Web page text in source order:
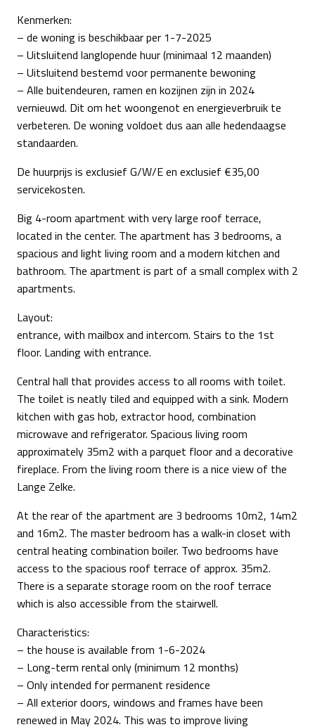
Kenmerken:
– de woning is beschikbaar per 1-7-2025
– Uitsluitend langlopende huur (minimaal 12 maanden)
– Uitsluitend bestemd voor permanente bewoning
– Alle buitendeuren, ramen en kozijnen zijn in 2024
vernieuwd. Dit om het woongenot en energieverbruik te
verbeteren. De woning voldoet dus aan alle hedendaagse
standaarden.
De huurprijs is exclusief G/W/E en exclusief €35,00
servicekosten.
Big 4-room apartment with very large roof terrace,
located in the center. The apartment has 3 bedrooms, a
spacious and light living room and a modern kitchen and
bathroom. The apartment is part of a small complex with 2
apartments.
Layout:
entrance, with mailbox and intercom. Stairs to the 1st
floor. Landing with entrance.
Central hall that provides access to all rooms with toilet.
The toilet is neatly tiled and equipped with a sink. Modern
kitchen with gas hob, extractor hood, combination
microwave and refrigerator. Spacious living room
approximately 35m2 with a parquet floor and a decorative
fireplace. From the living room there is a nice view of the
Lange Zelke.
At the rear of the apartment are 3 bedrooms 10m2, 14m2
and 16m2. The master bedroom has a walk-in closet with
central heating combination boiler. Two bedrooms have
access to the spacious roof terrace of approx. 35m2.
There is a separate storage room on the roof terrace
which is also accessible from the stairwell.
Characteristics:
– the house is available from 1-6-2024
– Long-term rental only (minimum 12 months)
– Only intended for permanent residence
– All exterior doors, windows and frames have been
renewed in May 2024. This was to improve living